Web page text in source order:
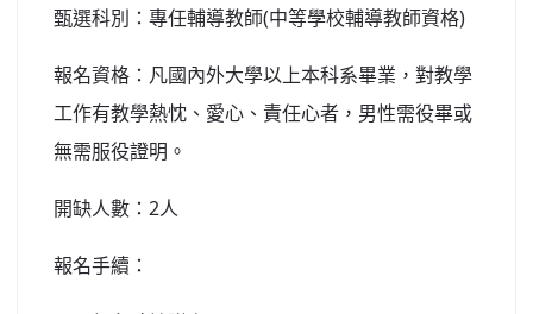
甄選科別：專任輔導教師(中等學校輔導教師資格)
報名資格：凡國內外大學以上本科系畢業，對教學
工作有教學熱忱、愛心、責任心者，男性需役畢或
無需服役證明。
開缺人數：2人
報名手續：